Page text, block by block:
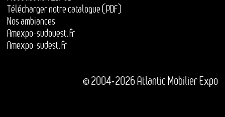
Télécharger notre catalogue (PDF)
Nos ambiances
Amexpo-sudouest.fr
Amexpo-sudest.fr
© 2004-2026 Atlantic Mobilier Expo